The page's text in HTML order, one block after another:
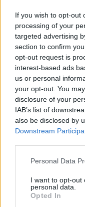
If you wish to opt-out
processing of your
targeted advertising
section to confirm
opt-out request is
interest-based ads
us or personal
your opt-out. You
disclosure of your
IAB’s list of
also be disclosed by
Downstream
Personal Data
I want to opt-out
personal data.
Opted In
MTI | Portfolio
2020. szeptember 22.
A parlament
hazai
koronavírus-
ingyenessége.
több kérdést is
miniszterelnök.
itt:Információ és
koronavírus-
miniszterelnöknek
felszólalása végén